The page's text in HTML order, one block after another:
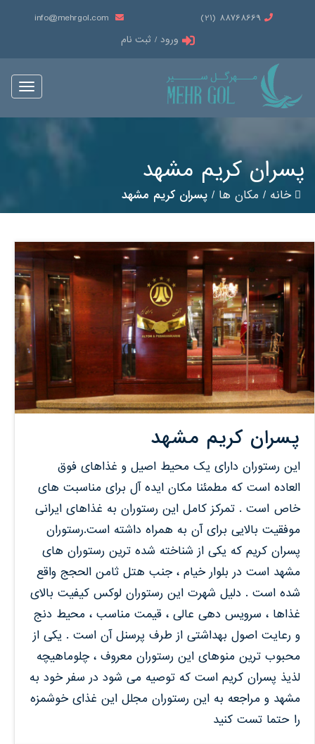
88768669 (21)
info@mehrgol.com
ورود / ثبت نام
Toggle
پسران کریم مشهد
خانه/ مکان ها/ پسران کریم مشهد
پسران کریم مشهد
این رستوران دارای یک محیط اصیل و غذاهای فوق
العاده است که مطمئنا مکان ایده آل برای مناسبت های
خاص است . تمرکز کامل این رستوران به غذاهای ایرانی
موفقیت بالایی برای آن به همراه داشته است.رستوران
پسران کریم که یکی از شناخته شده ترین رستوران های
مشهد است در بلوار خیام ، جنب هتل ثامن الحجج واقع
شده است . دلیل شهرت این رستوران لوکس کیفیت بالای
غذاها ، سرویس دهی عالی ، قیمت مناسب ، محیط دنج
و رعایت اصول بهداشتی از طرف پرسنل آن است . یکی از
محبوب ترین منوهای این رستوران معروف ، چلوماهیچه
لذیذ پسران کریم است که توصیه می شود در سفر خود به
مشهد و مراجعه به این رستوران مجلل این غذای خوشمزه
را حتما تست کنید